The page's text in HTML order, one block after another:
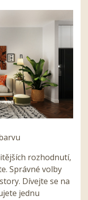
rozhodnutí,
Správné volby
Dívejte se na
jednu